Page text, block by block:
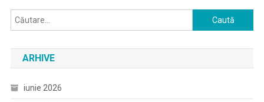
Caută
după:
ARHIVE
iunie 2026